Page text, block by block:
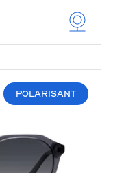
POLARISANT